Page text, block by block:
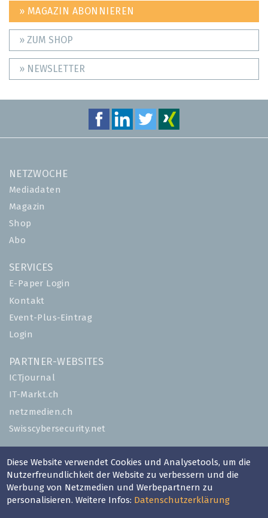
» MAGAZIN ABONNIEREN
» ZUM SHOP
» NEWSLETTER
NETZWOCHE
Mediadaten
Magazin
Shop
Abo
SERVICES
E-Paper Login
Kontakt
Event-Plus-Eintrag
Login
PARTNER-WEBSITES
ICTjournal
IT-Markt.ch
netzmedien.ch
Swisscybersecurity.net
© NETZMEDIEN AG 2026
Impressum
AGB
Nutzungsbestimmungen
Diese Website verwendet Cookies und Analysetools, um die
Nutzerfreundlichkeit der Website zu verbessern und die
Werbung von Netzmedien und Werbepartnern zu
personalisieren. Weitere Infos: Datenschutzerklärung